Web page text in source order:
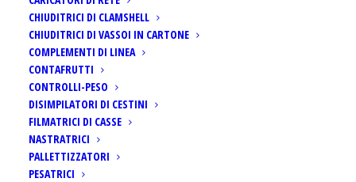
CHIUDITRICI DI CLAMSHELL
CHIUDITRICI DI VASSOI IN CARTONE
COMPLEMENTI DI LINEA
CONTAFRUTTI
CONTROLLI-PESO
DISIMPILATORI DI CESTINI
FILMATRICI DI CASSE
NASTRATRICI
PALLETTIZZATORI
PESATRICI
NEWS & EVENTI